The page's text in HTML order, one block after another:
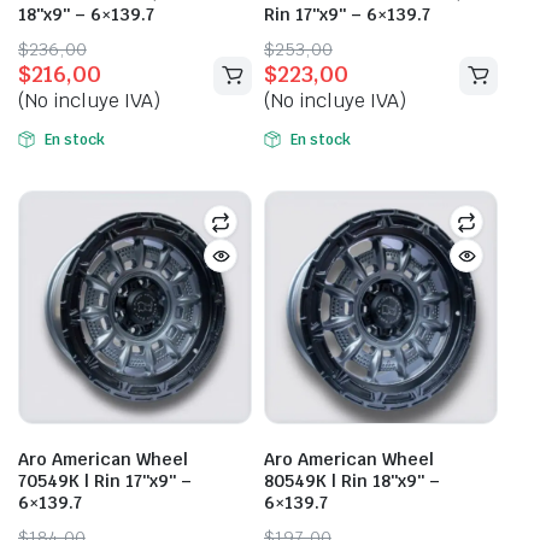
18″x9″ – 6×139.7
$236,00
Original
price
was:
$236,00.
$216,00
Current
price
is:
$216,00.
(No incluye IVA)
En stock
Rin 17″x9″ – 6×139.7
$253,00
Original
price
was:
$253,00.
$223,00
Current
price
is:
$223,00.
(No incluye IVA)
En stock
Aro American Wheel
70549K | Rin 17″x9″ –
6×139.7
Aro American Wheel
80549K | Rin 18″x9″ –
6×139.7